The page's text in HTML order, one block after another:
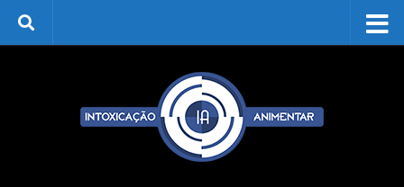
Skip to content